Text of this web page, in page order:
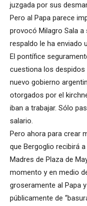
juzgada por sus
Pero al Papa parece
provocó Milagro Sala
respaldo le ha enviado
El pontífice
cuestiona los despidos
nuevo gobierno
otorgados por el
iban a trabajar. Sólo
salario.
Pero ahora para crear
que Bergoglio recibirá
Madres de Plaza de
momento y en medio
groseramente al Papa
públicamente de